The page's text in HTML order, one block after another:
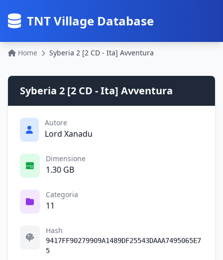
TNT Village Database
Home Syberia 2 [2 CD - Ita] Avventura
Syberia 2 [2 CD - Ita] Avventura
Autore
Lord Xanadu
Dimensione
1.30 GB
Categoria
11
Hash
9417FF90279909A1489DF25543DAAA7495065E7
5